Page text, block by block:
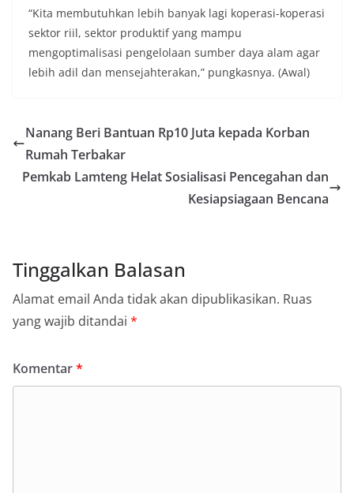
“Kita membutuhkan lebih banyak lagi koperasi-koperasi
sektor riil, sektor produktif yang mampu
mengoptimalisasi pengelolaan sumber daya alam agar
lebih adil dan mensejahterakan,” pungkasnya. (Awal)
Nanang Beri Bantuan Rp10 Juta kepada Korban
Rumah Terbakar
Pemkab Lamteng Helat Sosialisasi Pencegahan dan
Kesiapsiagaan Bencana
Tinggalkan Balasan
Alamat email Anda tidak akan dipublikasikan. Ruas
yang wajib ditandai *
Komentar*